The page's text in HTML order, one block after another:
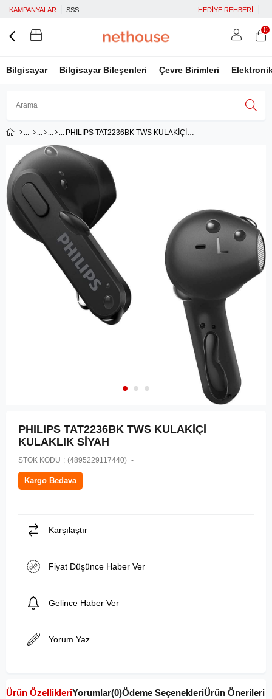
KAMPANYALAR SSS HEDİYE REHBERİ
Bilgisayar Bilgisayar Bileşenleri Çevre Birimleri
Facebook İle Bağlan
0
PHILIPS TAT2236BK TWS KULAKİÇİ KULAKLIK SİYAH
PHILIPS TAT2236BK TWS KULAKİÇİ
KULAKLIK SİYAH
STOK KODU (4895229117440)
Kargo Bedava
Karşılaştır
Fiyat Düşünce Haber Ver
Gelince Haber Ver
Yorum Yaz
Ürün ÖzellikleriYorumlar(0)Ödeme SeçenekleriÜrün Önerileri